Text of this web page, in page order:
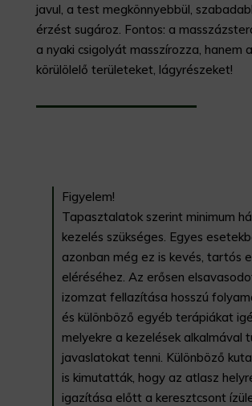
javul, a test megkönnyebbül,
érzést sugároz. Fontos: a
a nyaki csigolyát masszírozza, hanem
körülölelő területeket, lágyrészeket!
Figyelem!
Tapasztalatok szerint minimum
kezelés szükséges. Egyes
azonban még ez is kevés, tartós
eléréséhez. Az erősen
izomzat fellazítása hosszú
és különböző egyéb terápiákat
melyekre a kezelések alkalmával
javaslatokat tenni. Különböző
is kimutatták, hogy az atlasz
igazítása előtt a keresztcsont